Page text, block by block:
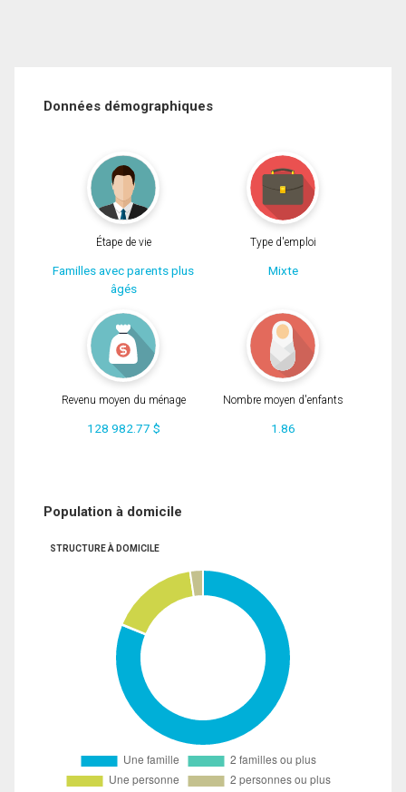
Données démographiques
Étape de vie
Familles avec parents plus
âgés
Type d'emploi
Mixte
Revenu moyen du ménage
128 982.77 $
Nombre moyen d'enfants
1.86
Population à domicile
STRUCTURE À DOMICILE